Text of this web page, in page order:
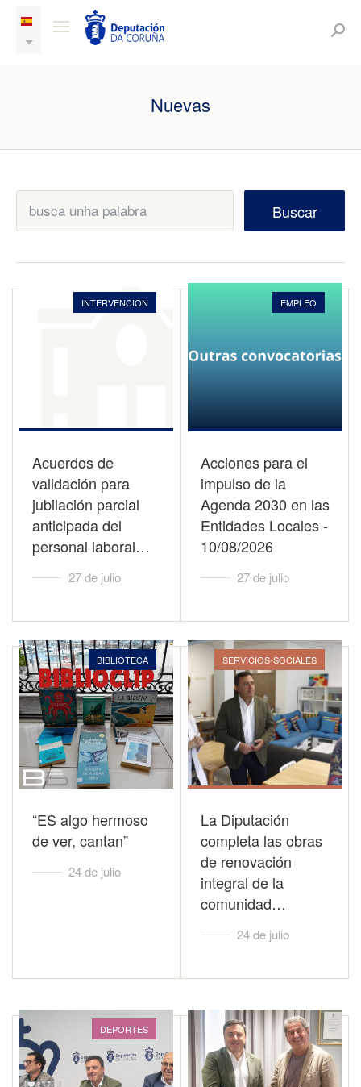
Nuevas
Buscar
INTERVENCION
Acuerdos de
validación para
jubilación parcial
anticipada del
personal laboral…
27 de julio
EMPLEO
Acciones para el
impulso de la
Agenda 2030 en las
Entidades Locales -
10/08/2026
27 de julio
BIBLIOTECA
“ES algo hermoso
de ver, cantan”
24 de julio
SERVICIOS-SOCIALES
La Diputación
completa las obras
de renovación
integral de la
comunidad…
24 de julio
DEPORTES